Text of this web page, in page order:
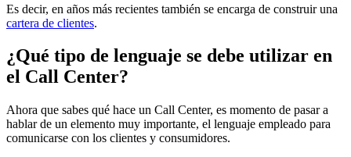
Es decir, en años más recientes también se encarga de construir una
cartera de clientes.
¿Qué tipo de lenguaje se debe utilizar en
el Call Center?
Ahora que sabes qué hace un Call Center, es momento de pasar a
hablar de un elemento muy importante, el lenguaje empleado para
comunicarse con los clientes y consumidores.